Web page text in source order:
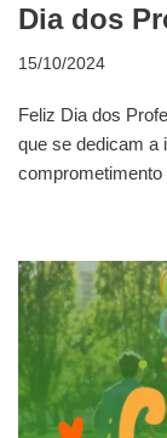
Dia dos
15/10/2024
Feliz Dia dos
que se dedicam a
comprometimento